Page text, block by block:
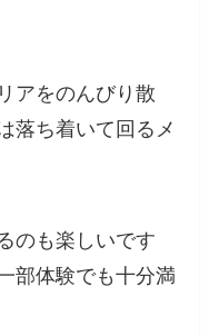
アをのんびり散
落ち着いて回るメ
のも楽しいです
部体験でも十分満